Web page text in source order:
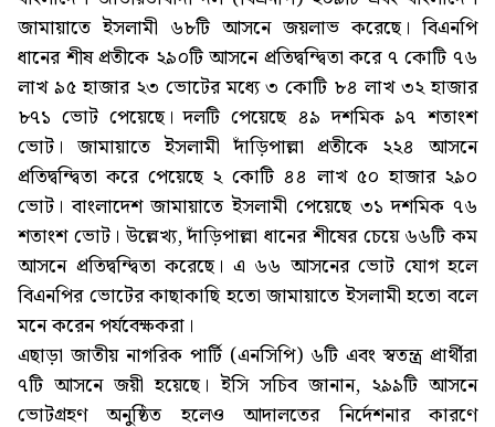
জামায়াতে ইসলামী ৬৮টি আসনে জয়লাভ করেছে। বিএনপি
ধানের শীষ প্রতীকে ২৯০টি আসনে প্রতিদ্বন্দ্বিতা করে ৭ কোটি ৭৬
লাখ ৯৫ হাজার ২৩ ভোটের মধ্যে ৩ কোটি ৮৪ লাখ ৩২ হাজার
৮৭১ ভোট পেয়েছে। দলটি পেয়েছে ৪৯ দশমিক ৯৭ শতাংশ
ভোট। জামায়াতে ইসলামী দাঁড়িপাল্লা প্রতীকে ২২৪ আসনে
প্রতিদ্বন্দ্বিতা করে পেয়েছে ২ কোটি ৪৪ লাখ ৫০ হাজার ২৯০
ভোট। বাংলাদেশ জামায়াতে ইসলামী পেয়েছে ৩১ দশমিক ৭৬
শতাংশ ভোট। উল্লেখ্য, দাঁড়িপাল্লা ধানের শীষের চেয়ে ৬৬টি কম
আসনে প্রতিদ্বন্দ্বিতা করেছে। এ ৬৬ আসনের ভোট যোগ হলে
বিএনপির ভোটের কাছাকাছি হতো জামায়াতে ইসলামী হতো বলে
মনে করেন পর্যবেক্ষকরা।
এছাড়া জাতীয় নাগরিক পার্টি (এনসিপি) ৬টি এবং স্বতন্ত্র প্রার্থীরা
৭টি আসনে জয়ী হয়েছে। ইসি সচিব জানান, ২৯৯টি আসনে
ভোটগ্রহণ অনুষ্ঠিত হলেও আদালতের নির্দেশনার কারণে